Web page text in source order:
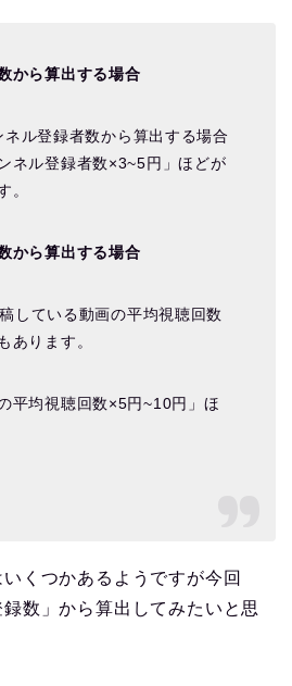
から算出する場合
ル登録者数から算出する場合
ネル登録者数×3~5円」ほどが
。
から算出する場合
している動画の平均視聴回数
あります。
平均視聴回数×5円~10円」ほ
くつかあるようですが今回
数」から算出してみたいと思